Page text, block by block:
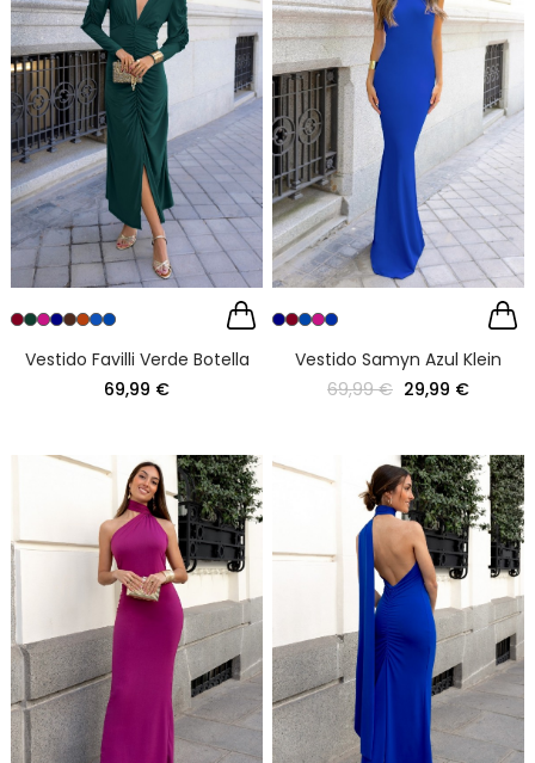
Vestido Favilli Verde Botella
69,99 €
Vestido Samyn Azul Klein
69,99 € 29,99 €